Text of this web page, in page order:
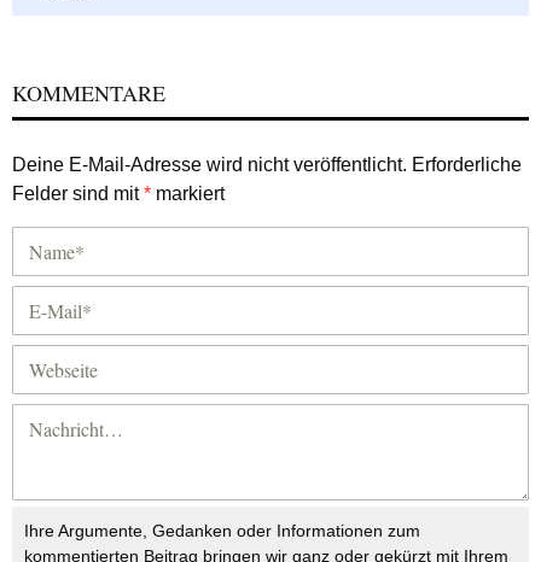
KOMMENTARE
Deine E-Mail-Adresse wird nicht veröffentlicht. Erforderliche
Felder sind mit* markiert
Ihre Argumente, Gedanken oder Informationen zum
kommentierten Beitrag bringen wir ganz oder gekürzt mit Ihrem